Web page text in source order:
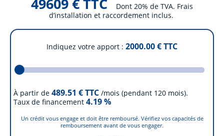
49609 € TTC
Dont 20% de TVA. Frais
d’installation et raccordement inclus.
Indiquez votre apport 2000.00€ TTC
À partir de 489.51 € TTC /mois (pendant 120 mois).
Taux de financement 4.19%
Un crédit vous engage et doit être remboursé. Vérifiez vos capacités de
remboursement avant de vous engager.